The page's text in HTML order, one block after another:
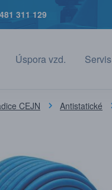
481 311 129
Úspora vzd. Servis
CEJN Antistatické